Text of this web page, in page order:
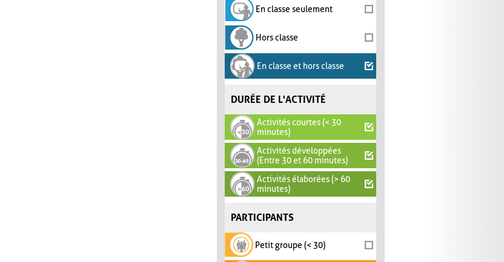
En classe seulement
Hors classe
En classe et hors classe
DURÉE DE L'ACTIVITÉ
Activités courtes (< 30
minutes)
Activités développées
(Entre 30 et 60 minutes)
Activités élaborées (> 60
minutes)
PARTICIPANTS
Petit groupe (< 30)